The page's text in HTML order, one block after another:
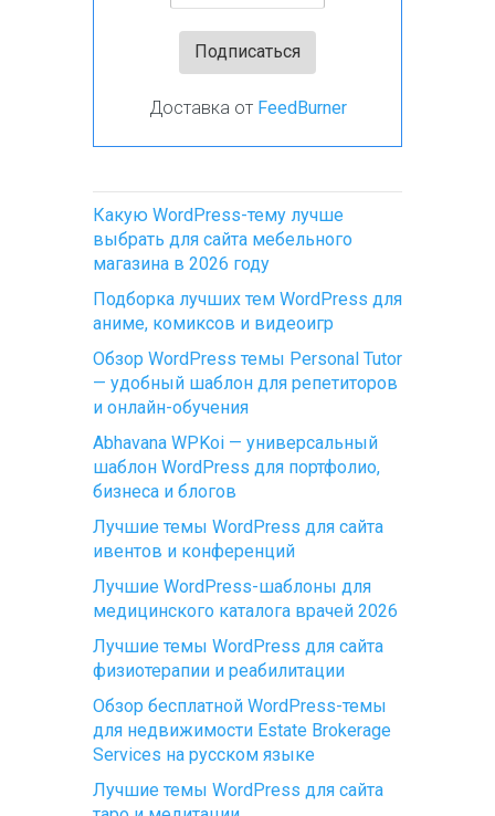
Доставка от FeedBurner
Какую WordPress-тему лучше
выбрать для сайта мебельного
магазина в 2026 году
Подборка лучших тем WordPress для
аниме, комиксов и видеоигр
Обзор WordPress темы Personal Tutor
— удобный шаблон для репетиторов
и онлайн-обучения
Abhavana WPKoi — универсальный
шаблон WordPress для портфолио,
бизнеса и блогов
Лучшие темы WordPress для сайта
ивентов и конференций
Лучшие WordPress-шаблоны для
медицинского каталога врачей 2026
Лучшие темы WordPress для сайта
физиотерапии и реабилитации
Обзор бесплатной WordPress-темы
для недвижимости Estate Brokerage
Services на русском языке
Лучшие темы WordPress для сайта